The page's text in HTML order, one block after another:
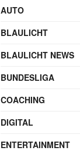
AUTO
BLAULICHT
BLAULICHT NEWS
BUNDESLIGA
COACHING
DIGITAL
ENTERTAINMENT